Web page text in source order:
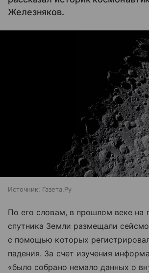
Железняков.
Источник: Газета.Ру
По его словам, в прошлом веке на
спутника Земли размещали
с помощью которых
падения. За счет изучения
«было собрано немало данных о